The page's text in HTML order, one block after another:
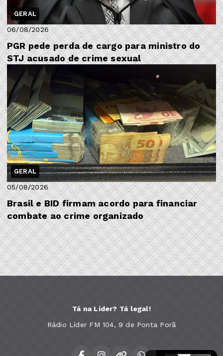
GERAL
06/08/2026
PGR pede perda de cargo para ministro do
STJ acusado de crime sexual
GERAL
05/08/2026
Brasil e BID firmam acordo para financiar
combate ao crime organizado
Tá na Líder? Tá legal!
Rádio Líder FM 104, 9 de Ponta Porã